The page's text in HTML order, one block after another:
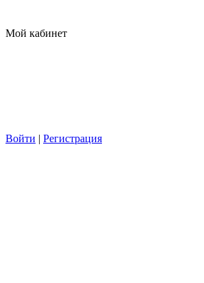
Мой кабинет
Войти | Регистрация